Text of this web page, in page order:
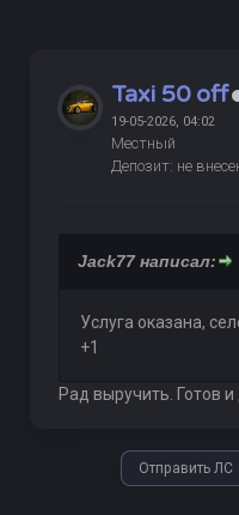
Taxi 50 off
19-05-2026, 04:02
Местный
Депозит: не
Jack77 написал:
Услуга оказана,
+1
Рад выручить. Готов
Отправить ЛС